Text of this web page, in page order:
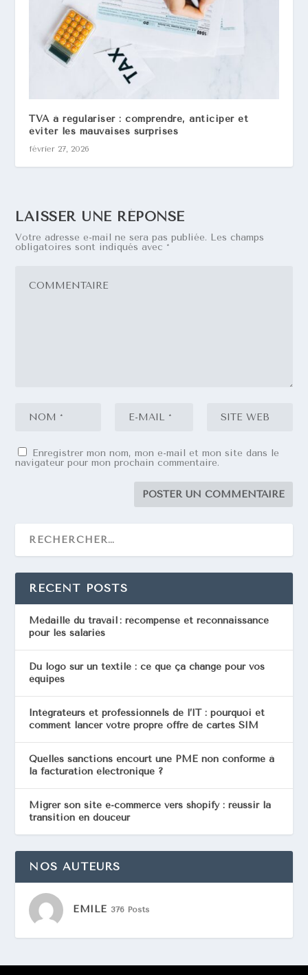
TVA à régulariser : comprendre, anticiper et
éviter les mauvaises surprises
février 27, 2026
LAISSER UNE RÉPONSE
Votre adresse e-mail ne sera pas publiée. Les champs
obligatoires sont indiqués avec *
Enregistrer mon nom, mon e-mail et mon site dans le
navigateur pour mon prochain commentaire.
RECENT POSTS
Médaille du travail : récompense et reconnaissance
pour les salariés
Du logo sur un textile : ce que ça change pour vos
équipes
Intégrateurs et professionnels de l’IT : pourquoi et
comment lancer votre propre offre de cartes SIM
Quelles sanctions encourt une PME non conforme à
la facturation électronique ?
Migrer son site e-commerce vers shopify : réussir la
transition en douceur
NOS AUTEURS
EMILE 376 Posts